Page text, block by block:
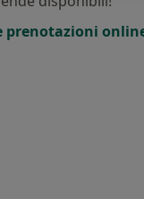
prenotazioni